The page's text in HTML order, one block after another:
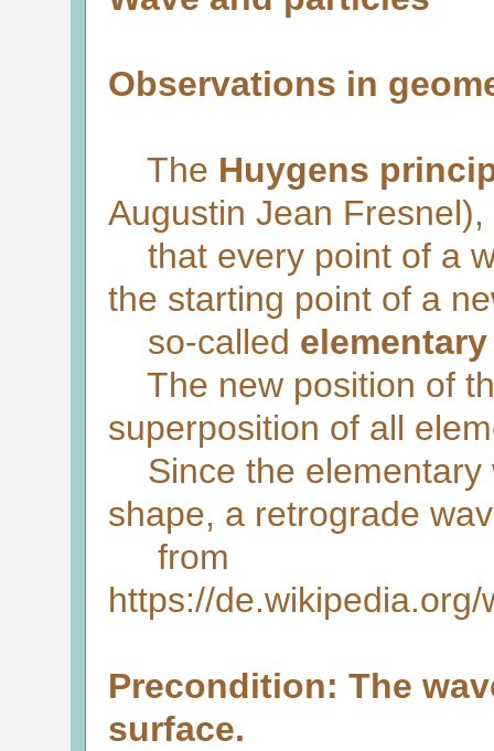
Observations in
The Huygens
Augustin Jean Fresnel),
that every point of a
the starting point of a
so-called
The new position of
superposition of all
Since the elementary
shape, a retrograde
from
https://
Precondition: The
surface.